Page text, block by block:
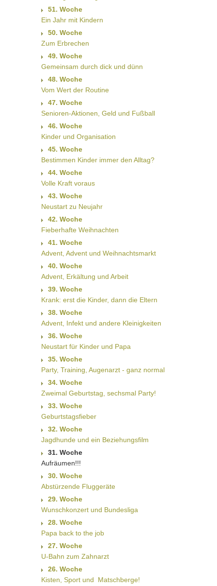
51. Woche
Ein Jahr mit Kindern
50. Woche
Zum Erbrechen
49. Woche
Gemeinsam durch dick und dünn
48. Woche
Vom Wert der Routine
47. Woche
Senioren-Aktionen, Geld und Fußball
46. Woche
Kinder und Organisation
45. Woche
Bestimmen Kinder immer den Alltag?
44. Woche
Volle Kraft voraus
43. Woche
Neustart zu Neujahr
42. Woche
Fieberhafte Weihnachten
41. Woche
Advent, Advent und Weihnachtsmarkt
40. Woche
Advent, Erkältung und Arbeit
39. Woche
Krank: erst die Kinder, dann die Eltern
38. Woche
Advent, Infekt und andere Kleinigkeiten
36. Woche
Neustart für Kinder und Papa
35. Woche
Party, Training, Augenarzt - ganz normal
34. Woche
Zweimal Geburtstag, sechsmal Party!
33. Woche
Geburtstagsfieber
32. Woche
Jagdhunde und ein Beziehungsfilm
31. Woche
Aufräumen!!!
30. Woche
Abstürzende Fluggeräte
29. Woche
Wunschkonzert und Bundesliga
28. Woche
Papa back to the job
27. Woche
U-Bahn zum Zahnarzt
26. Woche
Kisten, Sport und  Matschberge!